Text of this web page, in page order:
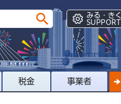
みる・きく
SUPPORT
税金 事業者